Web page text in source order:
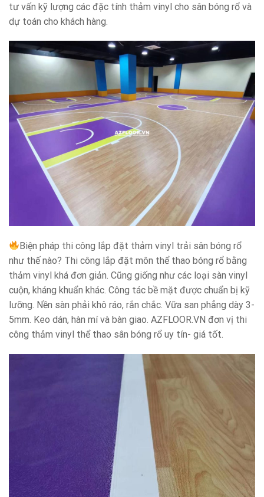
tư vấn kỹ lượng các đặc tính thảm vinyl cho sân bóng rổ và
dự toán cho khách hàng.
Biện pháp thi công lắp đặt thảm vinyl trải sân bóng rổ
như thế nào? Thi công lắp đặt môn thể thao bóng rổ bằng
thảm vinyl khá đơn giản. Cũng giống như các loại sàn vinyl
cuộn, kháng khuẩn khác. Công tác bề mặt được chuẩn bị kỹ
lưỡng. Nền sàn phải khô ráo, rắn chắc. Vữa san phẳng dày 3-
5mm. Keo dán, hàn mí và bàn giao. AZFLOOR.VN đơn vị thi
công thảm vinyl thể thao sân bóng rổ uy tín- giá tốt.